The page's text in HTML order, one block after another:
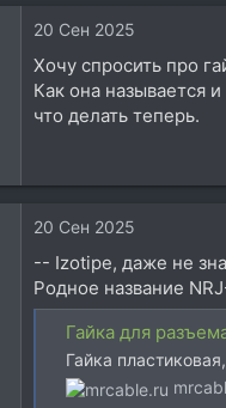
20 Сен 2025
Хочу спросить про
Как она называется
что делать теперь.
20 Сен 2025
-- Izotipe, даже не
Родное название
Гайка для
Гайка